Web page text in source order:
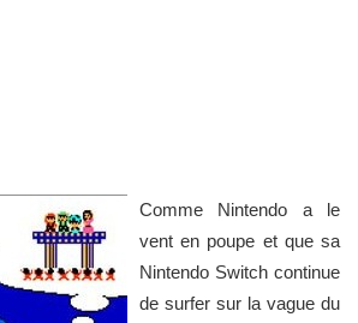
Comme Nintendo a le
vent en poupe et que sa
Nintendo Switch continue
de surfer sur la vague du